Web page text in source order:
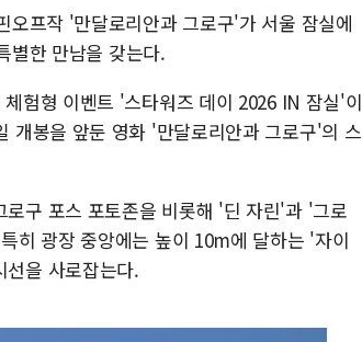
프작 '만달로리안과 그로구'가 서울 잠실에
별한 만남을 갖는다.
험형 이벤트 '스타워즈 데이 2026 IN 잠실'이
개봉을 앞둔 영화 '만달로리안과 그로구'의 스
구 포스 포토존을 비롯해 '딘 자린'과 '그로
히 광장 중앙에는 높이 10m에 달하는 '자이
을 사로잡는다.